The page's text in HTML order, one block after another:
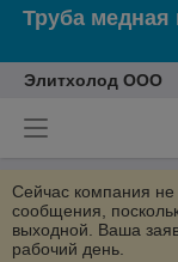
Труба медная
Элитхолод ООО
Сейчас компания не
сообщения,
выходной. Ваша
рабочий день.